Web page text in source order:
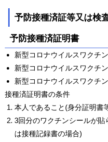
予防接種済証等又は検
予防接種済証明書
新型コロナウイルスワクチ
新型コロナウイルスワクチ
新型コロナウイルスワクチ
接種済証明書の条件
本人であること(身分証明書
3回分のワクチンシールが貼
は接種記録書の場合)